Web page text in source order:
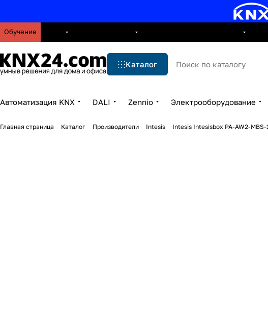
Обучение
Каталог
Автоматизация KNX DALI Zennio Электрооборудование
Главная страница Каталог Производители Intesis Intesis Intesisbox PA-AW2-